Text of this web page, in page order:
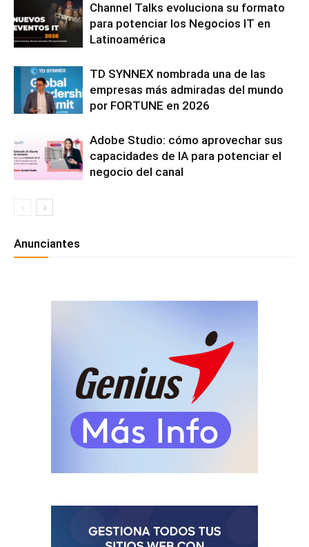
Channel Talks evoluciona su formato
para potenciar los Negocios IT en
Latinoamérica
TD SYNNEX nombrada una de las
empresas más admiradas del mundo
por FORTUNE en 2026
Adobe Studio: cómo aprovechar sus
capacidades de IA para potenciar el
negocio del canal
Anunciantes